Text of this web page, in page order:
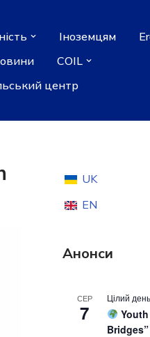
Іноземцям
COIL
центр
UK
EN
Анонси
СЕР
7
Цілий день
Bridges”